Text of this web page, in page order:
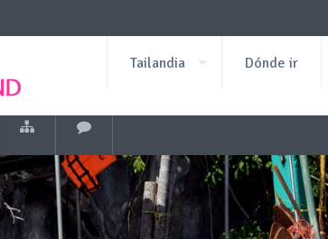
Tailandia Dónde ir